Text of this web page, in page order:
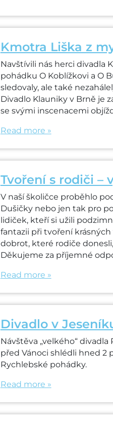
Kmotra Liška z
Navštívili nás herci divadla
pohádku O Koblížkovi a O
sledovaly, ale také
Divadlo Klauniky v Brně je
se svými inscenacemi
Read more »
Tvoření s rodiči –
V naší školičce proběhlo
Dušičky nebo jen tak pro
lidiček, kteří si užili
fantazii při tvoření
dobrot, které rodiče
Děkujeme za příjemné
Read more »
Divadlo v
Návštěva „velkého“
před Vánoci shlédli hned 2
Rychlebské pohádky.
Read more »